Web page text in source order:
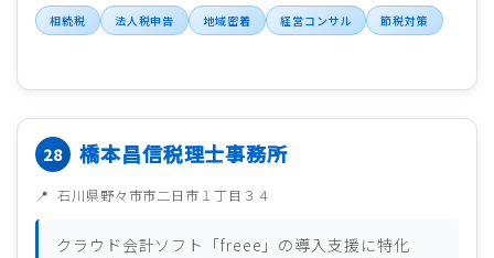
相続税 法人税申告 地域密着 経営コンサル 節税対策
橋本昌信税理士事務所
石川県野々市市二日市１丁目３４
クラウド会計ソフト「freee」の導入支援に特化